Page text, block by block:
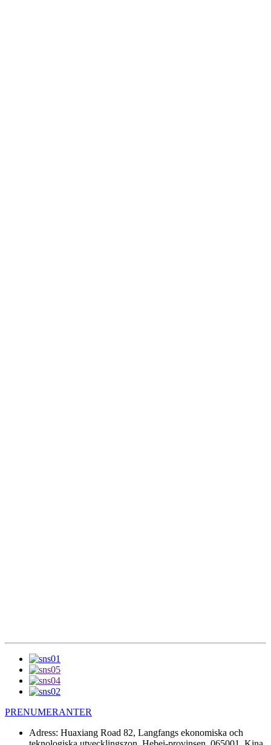
PRENUMERANTER
Adress: Huaxiang Road 82, Langfangs ekonomiska och